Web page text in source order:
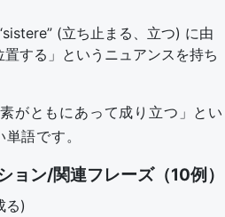
(立ち止まる、立つ) に由
する」というニュアンスを持ち
がともにあって成り立つ」とい
語です。
ョン/関連フレーズ（10例）
る)